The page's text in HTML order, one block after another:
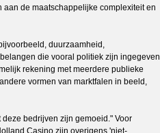
de maatschappelijke complexiteit en
duurzaamheid,
die vooral politiek zijn ingegeven
rekening met meerdere publieke
vormen van marktfalen in beeld,
bedrijven zijn gemoeid." Voor
Casino zijn overigens 'niet-